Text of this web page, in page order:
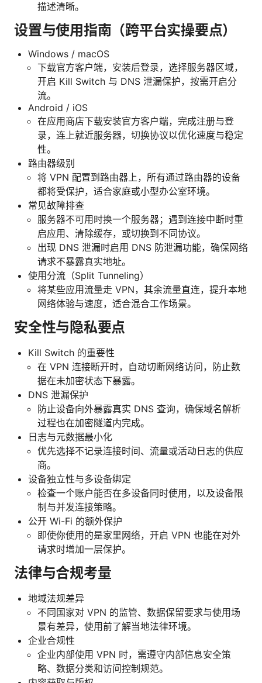
描述清晰。
设置与使用指南（跨平台实操要点）
Windows / macOS
下载官方客户端，安装后登录，选择服务器区域，
开启 Kill Switch 与 DNS 泄漏保护，按需开启分
流。
Android / iOS
在应用商店下载安装官方客户端，完成注册与登
录，连上就近服务器，切换协议以优化速度与稳定
性。
路由器级别
将 VPN 配置到路由器上，所有通过路由器的设备
都将受保护，适合家庭或小型办公室环境。
常见故障排查
服务器不可用时换一个服务器；遇到连接中断时重
启应用、清除缓存，或切换到不同协议。
出现 DNS 泄漏时启用 DNS 防泄漏功能，确保网络
请求不暴露真实地址。
使用分流（Split Tunneling）
将某些应用流量走 VPN，其余流量直连，提升本地
网络体验与速度，适合混合工作场景。
安全性与隐私要点
Kill Switch 的重要性
在 VPN 连接断开时，自动切断网络访问，防止数
据在未加密状态下暴露。
DNS 泄漏保护
防止设备向外暴露真实 DNS 查询，确保域名解析
过程也在加密隧道内完成。
日志与元数据最小化
优先选择不记录连接时间、流量或活动日志的供应
商。
设备独立性与多设备绑定
检查一个账户能否在多设备同时使用，以及设备限
制与并发连接策略。
公开 Wi-Fi 的额外保护
即使你使用的是家里网络，开启 VPN 也能在对外
请求时增加一层保护。
法律与合规考量
地域法规差异
不同国家对 VPN 的监管、数据保留要求与使用场
景有差异，使用前了解当地法律环境。
企业合规性
企业内部使用 VPN 时，需遵守内部信息安全策
略、数据分类和访问控制规范。